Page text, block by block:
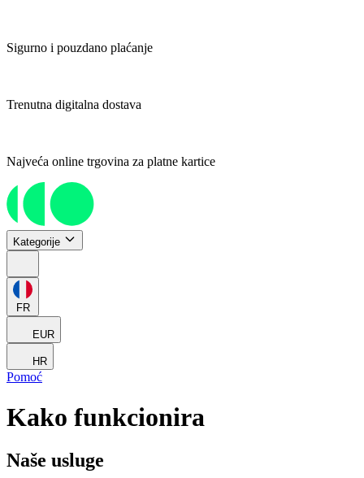
Sigurno i pouzdano plaćanje
Trenutna digitalna dostava
Najveća online trgovina za platne kartice
Kategorije
FR
EUR
HR
Pomoć
Kako funkcionira
Naše usluge